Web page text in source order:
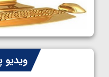
ایران چشم به راه چهار
کشتی فرنگی نوجوانان
1405/05/06
کشتی فرنگی نوجوان
پنج وزن نخستویدیو